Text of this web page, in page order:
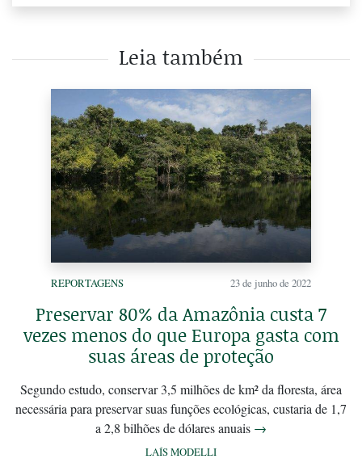
Leia também
REPORTAGENS 23 de junho de 2022
Preservar 80% da Amazônia custa 7
vezes menos do que Europa gasta com
suas áreas de proteção
Segundo estudo, conservar 3,5 milhões de km² da floresta, área
necessária para preservar suas funções ecológicas, custaria de 1,7
a 2,8 bilhões de dólares anuais →
LAÍS MODELLI